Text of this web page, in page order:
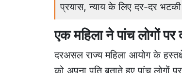
प्रयास, न्याय के लिए दर-दर भटकी
एक महिला ने पांच लोगों पर
दरअसल राज्य महिला आयोग के
को अपना पति बताते हुए पांच लोगों